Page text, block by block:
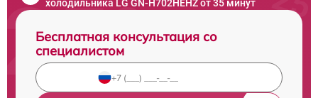
холодильника LG GN-H702HEHZ от 35 минут
Бесплатная консультация со
специалистом